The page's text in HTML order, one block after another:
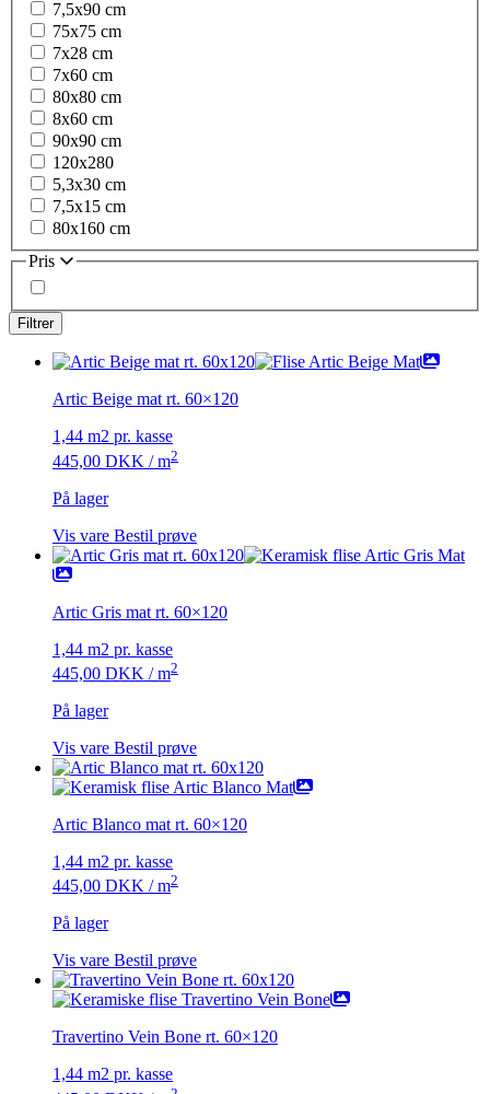
7,5x90 cm
75x75 cm
7x28 cm
7x60 cm
80x80 cm
8x60 cm
90x90 cm
120x280
5,3x30 cm
7,5x15 cm
80x160 cm
Pris
Artic Beige mat rt. 60×120
1,44 m2 pr. kasse
445,00 DKK / m2
På lager
Vis vare Bestil prøve
Artic Gris mat rt. 60×120
1,44 m2 pr. kasse
445,00 DKK / m2
På lager
Vis vare Bestil prøve
Artic Blanco mat rt. 60×120
1,44 m2 pr. kasse
445,00 DKK / m2
På lager
Vis vare Bestil prøve
Travertino Vein Bone rt. 60×120
1,44 m2 pr. kasse